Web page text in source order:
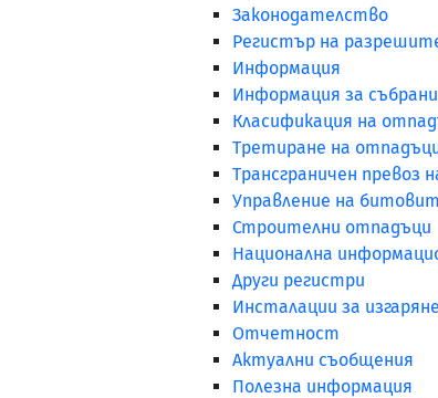
Законодателство
Регистър на
Информация
Информация за
Класификация на
Третиране на
Трансграничен превоз
Управление на
Строителни отпадъци
Национална
Други регистри
Инсталации за
Отчетност
Актуални съобщения
Полезна информация